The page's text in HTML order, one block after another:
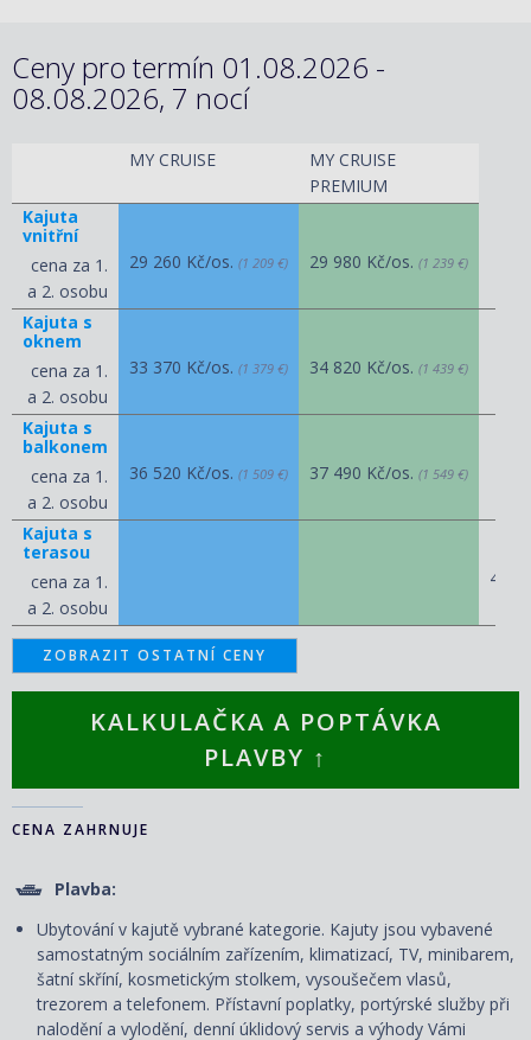
Ceny pro termín 01.08.2026 -
08.08.2026, 7 nocí
MY CRUISE
MY CRUISE
PREMIUM
Kajuta
vnitřní
cena za 1.
a 2. osobu
29 260 Kč/os. (1 209 €) 29 980 Kč/os. (1 239 €)
Kajuta s
oknem
cena za 1.
a 2. osobu
33 370 Kč/os. (1 379 €) 34 820 Kč/os. (1 439 €)
Kajuta s
balkonem
cena za 1.
a 2. osobu
36 520 Kč/os. (1 509 €) 37 490 Kč/os. (1 549 €)
Kajuta s
terasou
cena za 1.
a 2. osobu
41
ZOBRAZIT OSTATNÍ CENY
KALKULAČKA A POPTÁVKA
PLAVBY ↑
CENA ZAHRNUJE
Plavba:
Ubytování v kajutě vybrané kategorie. Kajuty jsou vybavené
samostatným sociálním zařízením, klimatizací, TV, minibarem,
šatní skříní, kosmetickým stolkem, vysoušečem vlasů,
trezorem a telefonem. Přístavní poplatky, portýrské služby při
nalodění a vylodění, denní úklidový servis a výhody Vámi